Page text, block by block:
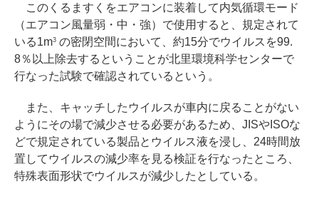
このくるますくをエアコンに装着して内気循環モード
（エアコン風量弱・中・強）で使用すると、規定されて
いる1m3の密閉空間において、約15分でウイルスを99.
8％以上除去するということが北里環境科学センターで
行なった試験で確認されているという。
また、キャッチしたウイルスが車内に戻ることがない
ようにその場で減少させる必要があるため、JISやISOな
どで規定されている製品とウイルス液を浸し、24時間放
置してウイルスの減少率を見る検証を行なったところ、
特殊表面形状でウイルスが減少したとしている。